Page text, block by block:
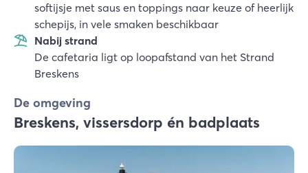
softijsje met saus en toppings naar keuze of heerlijk
schepijs, in vele smaken beschikbaar
Nabij strand
De cafetaria ligt op loopafstand van het Strand
Breskens
De omgeving
Breskens, vissersdorp én badplaats